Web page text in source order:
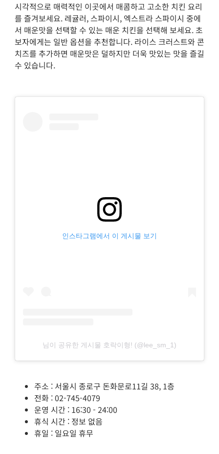
시각적으로 매력적인 이곳에서 매콤하고 고소한 치킨 요리
를 즐겨보세요. 레귤러, 스파이시, 엑스트라 스파이시 중에
서 매운맛을 선택할 수 있는 매운 치킨을 선택해 보세요. 초
보자에게는 일반 옵션을 추천합니다. 라이스 크러스트와 콘
치즈를 추가하면 매운맛은 덜하지만 더욱 맛있는 맛을 즐길
수 있습니다.
인스타그램에서 이 게시물 보기
님이 공유한 게시물 호락이형! (@lee_sm_1)
주소 : 서울시 종로구 돈화문로11길 38, 1층
전화 : 02-745-4079
운영 시간 : 16:30 - 24:00
휴식 시간 : 정보 없음
휴일 : 일요일 휴무